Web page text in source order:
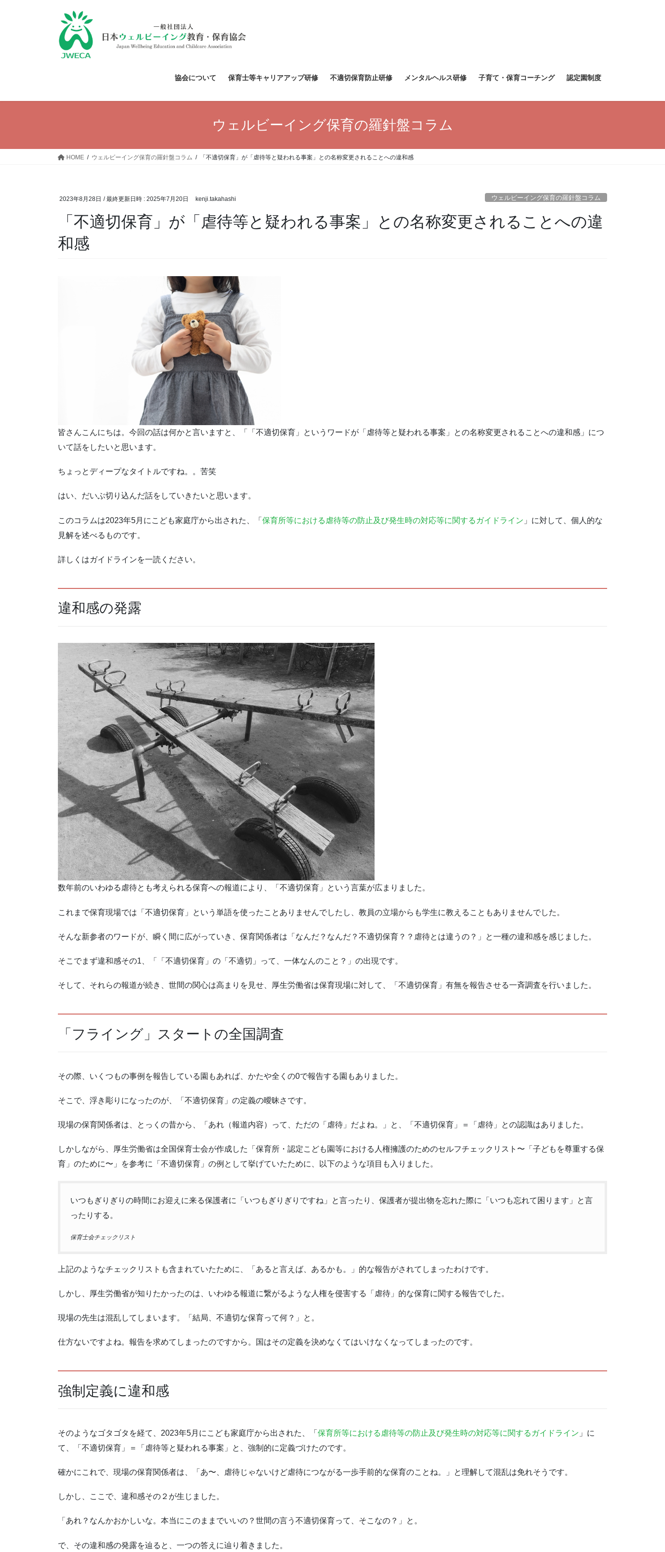
ッ
移
協会について 保育士等キャリアアップ研修 不適切保育防止研修 メンタルヘルス研修 子育て・保育コーチング 認定園制度
ウェルビーイング保育の羅針盤コラム
HOME ウェルビーイング保育の羅針盤コラム 「不適切保育」が「虐待等と疑われる事案」との名称変更されることへの違和感
2023年8月28日 / 最終更新日時 : 2025年7月20日 kenji.takahashi ウェルビーイング保育の羅針盤コラム
「不適切保育」が「虐待等と疑われる事案」との名称変更されることへの違
和感
皆さんこんにちは。今回の話は何かと言いますと、「「不適切保育」というワードが「虐待等と疑われる事案」との名称変更されることへの違和感」につ
いて話をしたいと思います。
ちょっとディープなタイトルですね。。苦笑
はい、だいぶ切り込んだ話をしていきたいと思います。
このコラムは2023年5月にこども家庭庁から出された、「 保育所等における虐待等の防止及び発生時の対応等に関するガイドライン 」に対して、個人的な
見解を述べるものです。
詳しくはガイドラインを一読ください。
違和感の発露
数年前のいわゆる虐待とも考えられる保育への報道により、「不適切保育」という言葉が広まりました。
これまで保育現場では「不適切保育」という単語を使ったことありませんでしたし、教員の立場からも学生に教えることもありませんでした。
そんな新参者のワードが、瞬く間に広がっていき、保育関係者は「なんだ？なんだ？不適切保育？？虐待とは違うの？」と一種の違和感を感じました。
そこでまず違和感その1、「「不適切保育」の「不適切」って、一体なんのこと？」の出現です。
そして、それらの報道が続き、世間の関心は高まりを見せ、厚生労働省は保育現場に対して、「不適切保育」有無を報告させる一斉調査を行いました。
「フライング」スタートの全国調査
その際、いくつもの事例を報告している園もあれば、かたや全くの0で報告する園もありました。
そこで、浮き彫りになったのが、「不適切保育」の定義の曖昧さです。
現場の保育関係者は、とっくの昔から、「あれ（報道内容）って、ただの「虐待」だよね。」と、「不適切保育」＝「虐待」との認識はありました。
しかしながら、厚生労働省は全国保育士会が作成した「保育所・認定こども園等における人権擁護のためのセルフチェックリスト〜「子どもを尊重する保
育」のために〜」を参考に「不適切保育」の例として挙げていたために、以下のような項目も入りました。
いつもぎりぎりの時間にお迎えに来る保護者に「いつもぎりぎりですね」と言ったり、保護者が提出物を忘れた際に「いつも忘れて困ります」と言
ったりする。
保育士会チェックリスト
上記のようなチェックリストも含まれていたために、「あると言えば、あるかも。」的な報告がされてしまったわけです。
しかし、厚生労働省が知りたかったのは、いわゆる報道に繋がるような人権を侵害する「虐待」的な保育に関する報告でした。
現場の先生は混乱してしまいます。「結局、不適切な保育って何？」と。
仕方ないですよね。報告を求めてしまったのですから。国はその定義を決めなくてはいけなくなってしまったのです。
強制定義に違和感
そのようなゴタゴタを経て、2023年5月にこども家庭庁から出された、「 保育所等における虐待等の防止及び発生時の対応等に関するガイドライン 」に
て、「不適切保育」＝「虐待等と疑われる事案」と、強制的に定義づけたのです。
確かにこれで、現場の保育関係者は、「あ〜、虐待じゃないけど虐待につながる一歩手前的な保育のことね。」と理解して混乱は免れそうです。
しかし、ここで、違和感その２が生じました。
「あれ？なんかおかしいな。本当にこのままでいいの？世間の言う不適切保育って、そこなの？」と。
で、その違和感の発露を辿ると、一つの答えに辿り着きました。